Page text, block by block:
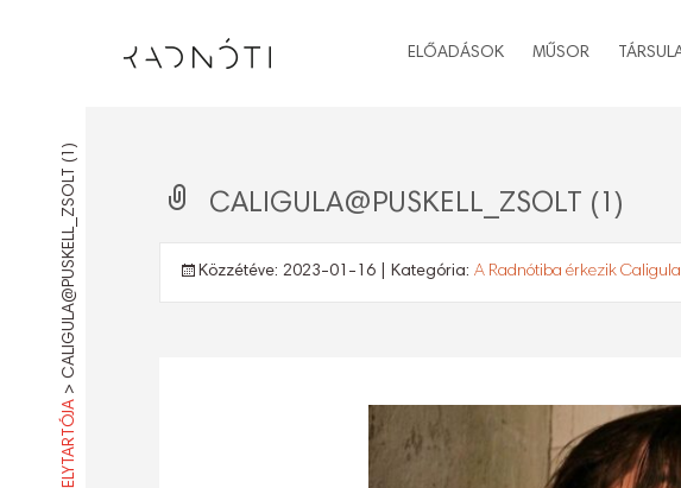
ELŐADÁSOK MŰSOR
>
CALIGULA@PUSKELL_ZSOLT (1) CALIGULA@PUSKELL_ZSOLT (1)
Közzétéve: 2023-01-16 | Kategória: A Radnótiba érkezik